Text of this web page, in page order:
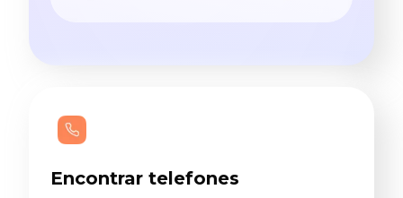
Encontrar telefones